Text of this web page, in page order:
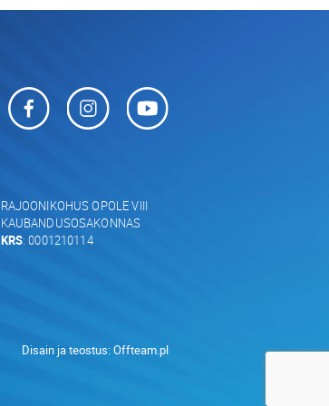
RAJOONIKOHUS OPOLE VIII
KAUBANDUSOSAKONNAS
KRS: 0001210114
Disain ja teostus:Offteam.pl